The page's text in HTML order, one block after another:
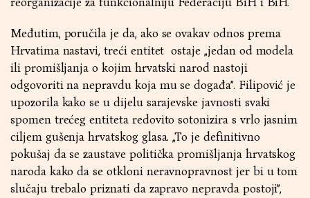
Međutim, poručila je da, ako se ovakav odnos prema
Hrvatima nastavi, treći entitet ostaje „jedan od modela
ili promišljanja o kojim hrvatski narod nastoji
odgovoriti na nepravdu koja mu se događa”. Filipović je
upozorila kako se u dijelu sarajevske javnosti svaki
spomen trećeg entiteta redovito sotonizira s vrlo jasnim
ciljem gušenja hrvatskog glasa. „To je definitivno
pokušaj da se zaustave politička promišljanja hrvatskog
naroda kako da se otkloni neravnopravnost jer bi u tom
slučaju trebalo priznati da zapravo nepravda postoji”,